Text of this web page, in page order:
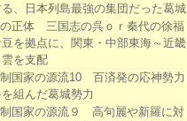
、日本列島最強の集団だった葛城
正体 三国志の呉ｏｒ秦代の徐福
豆を拠点に、関東・中部東海～近畿
雲を支配
国家の源流10 百済発の応神勢力
を組んだ葛城勢力
国家の源流９ 高句麗や新羅に対